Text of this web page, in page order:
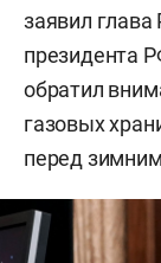
заявил
президента
обратил
газовых
перед